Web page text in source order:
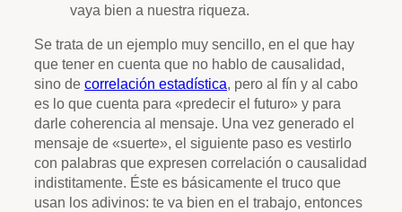
vaya bien a nuestra riqueza.
Se trata de un ejemplo muy sencillo, en el que hay
que tener en cuenta que no hablo de causalidad,
sino de correlación estadística, pero al fín y al cabo
es lo que cuenta para «predecir el futuro» y para
darle coherencia al mensaje. Una vez generado el
mensaje de «suerte», el siguiente paso es vestirlo
con palabras que expresen correlación o causalidad
indistitamente. Éste es básicamente el truco que
usan los adivinos: te va bien en el trabajo, entonces